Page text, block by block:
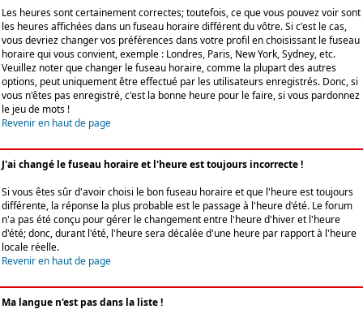
Les heures sont certainement correctes; toutefois, ce que vous pouvez voir sont
les heures affichées dans un fuseau horaire différent du vôtre. Si c'est le cas,
vous devriez changer vos préférences dans votre profil en choisissant le fuseau
horaire qui vous convient, exemple : Londres, Paris, New York, Sydney, etc.
Veuillez noter que changer le fuseau horaire, comme la plupart des autres
options, peut uniquement être effectué par les utilisateurs enregistrés. Donc, si
vous n'êtes pas enregistré, c'est la bonne heure pour le faire, si vous pardonnez
le jeu de mots !
Revenir en haut de page
J'ai changé le fuseau horaire et l'heure est toujours incorrecte !
Si vous êtes sûr d'avoir choisi le bon fuseau horaire et que l'heure est toujours
différente, la réponse la plus probable est le passage à l'heure d'été. Le forum
n'a pas été conçu pour gérer le changement entre l'heure d'hiver et l'heure
d'été; donc, durant l'été, l'heure sera décalée d'une heure par rapport à l'heure
locale réelle.
Revenir en haut de page
Ma langue n'est pas dans la liste !